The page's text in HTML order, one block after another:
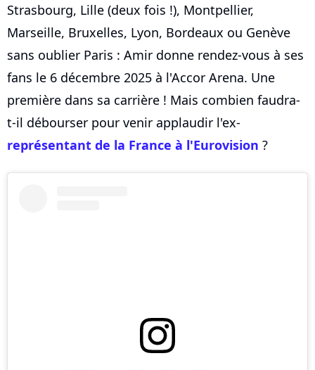
Strasbourg, Lille (deux fois !), Montpellier,
Marseille, Bruxelles, Lyon, Bordeaux ou Genève
sans oublier Paris : Amir donne rendez-vous à ses
fans le 6 décembre 2025 à l'Accor Arena. Une
première dans sa carrière ! Mais combien faudra-
t-il débourser pour venir applaudir l'ex-
représentant de la France à l'Eurovision ?